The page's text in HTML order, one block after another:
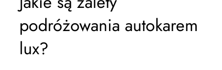
podróżowania autokarem
lux?